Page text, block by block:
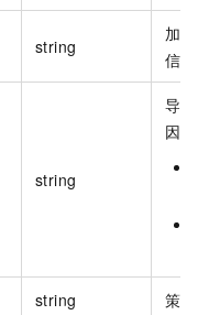
string
加
信
string
导
因
string 策